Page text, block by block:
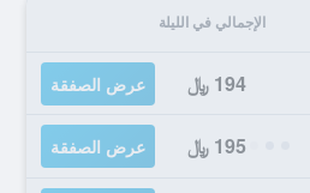
الإجمالي في الليلة
194 ﷼ عرض الصفقة
195 ﷼ عرض الصفقة